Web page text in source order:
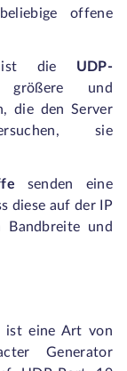
offene
ist die UDP-
und
die den Server
sie
senden eine
diese auf der IP
und
ist eine Art von
Generator